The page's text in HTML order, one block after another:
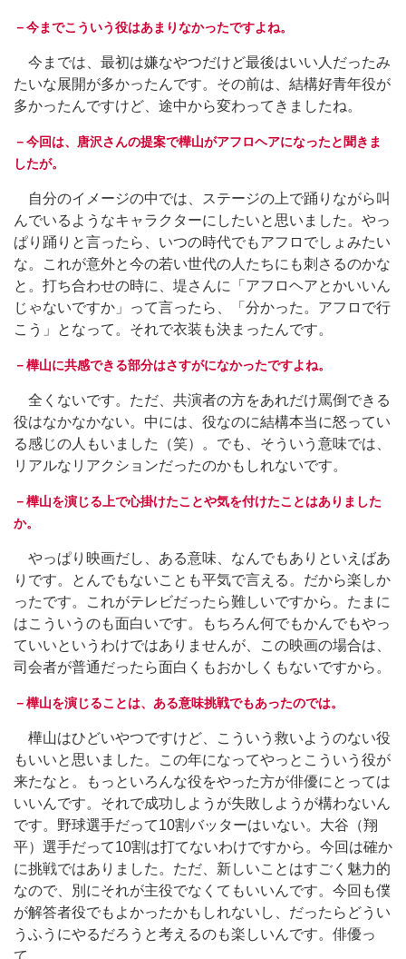
－今までこういう役はあまりなかったですよね。
今までは、最初は嫌なやつだけど最後はいい人だったみ
たいな展開が多かったんです。その前は、結構好青年役が
多かったんですけど、途中から変わってきましたね。
－今回は、唐沢さんの提案で樺山がアフロヘアになったと聞きま
したが。
自分のイメージの中では、ステージの上で踊りながら叫
んでいるようなキャラクターにしたいと思いました。やっ
ぱり踊りと言ったら、いつの時代でもアフロでしょみたい
な。これが意外と今の若い世代の人たちにも刺さるのかな
と。打ち合わせの時に、堤さんに「アフロヘアとかいいん
じゃないですか」って言ったら、「分かった。アフロで行
こう」となって。それで衣装も決まったんです。
－樺山に共感できる部分はさすがになかったですよね。
全くないです。ただ、共演者の方をあれだけ罵倒できる
役はなかなかない。中には、役なのに結構本当に怒ってい
る感じの人もいました（笑）。でも、そういう意味では、
リアルなリアクションだったのかもしれないです。
－樺山を演じる上で心掛けたことや気を付けたことはありました
か。
やっぱり映画だし、ある意味、なんでもありといえばあ
りです。とんでもないことも平気で言える。だから楽しか
ったです。これがテレビだったら難しいですから。たまに
はこういうのも面白いです。もちろん何でもかんでもやっ
ていいというわけではありませんが、この映画の場合は、
司会者が普通だったら面白くもおかしくもないですから。
－樺山を演じることは、ある意味挑戦でもあったのでは。
樺山はひどいやつですけど、こういう救いようのない役
もいいと思いました。この年になってやっとこういう役が
来たなと。もっといろんな役をやった方が俳優にとっては
いいんです。それで成功しようが失敗しようが構わないん
です。野球選手だって10割バッターはいない。大谷（翔
平）選手だって10割は打てないわけですから。今回は確か
に挑戦ではありました。ただ、新しいことはすごく魅力的
なので、別にそれが主役でなくてもいいんです。今回も僕
が解答者役でもよかったかもしれないし、だったらどうい
うふうにやるだろうと考えるのも楽しいんです。俳優っ
て。